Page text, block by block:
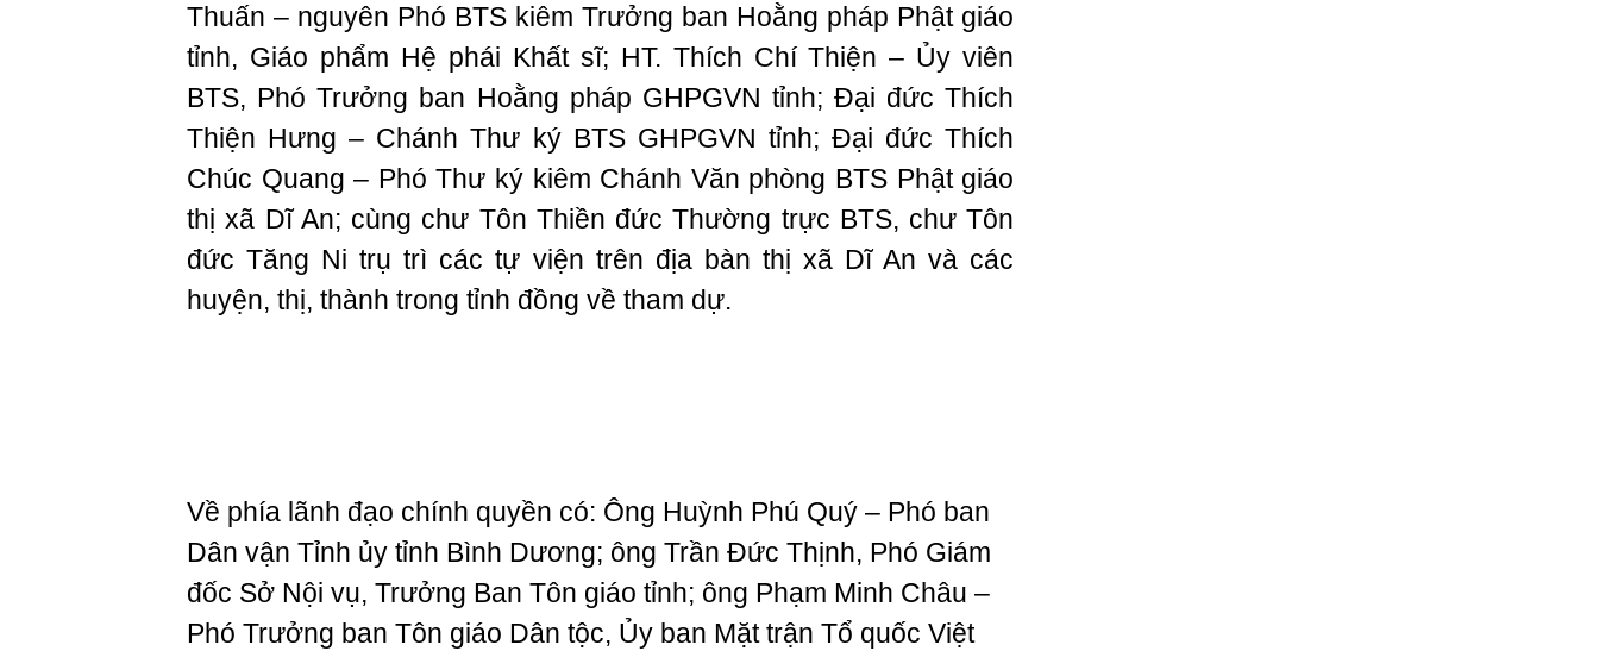
Thuấn – nguyên Phó BTS kiêm Trưởng ban Hoằng pháp Phật giáo
tỉnh, Giáo phẩm Hệ phái Khất sĩ; HT. Thích Chí Thiện – Ủy viên
BTS, Phó Trưởng ban Hoằng pháp GHPGVN tỉnh; Đại đức Thích
Thiện Hưng – Chánh Thư ký BTS GHPGVN tỉnh; Đại đức Thích
Chúc Quang – Phó Thư ký kiêm Chánh Văn phòng BTS Phật giáo
thị xã Dĩ An; cùng chư Tôn Thiền đức Thường trực BTS, chư Tôn
đức Tăng Ni trụ trì các tự viện trên địa bàn thị xã Dĩ An và các
huyện, thị, thành trong tỉnh đồng về tham dự.
Về phía lãnh đạo chính quyền có: Ông Huỳnh Phú Quý – Phó ban
Dân vận Tỉnh ủy tỉnh Bình Dương; ông Trần Đức Thịnh, Phó Giám
đốc Sở Nội vụ, Trưởng Ban Tôn giáo tỉnh; ông Phạm Minh Châu –
Phó Trưởng ban Tôn giáo Dân tộc, Ủy ban Mặt trận Tổ quốc Việt